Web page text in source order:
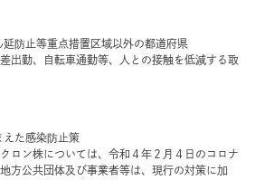
防止等重点措置区域以外の都道府県
出勤、自転車通勤等、人との接触を低減する取
えた感染防止策
ロン株については、令和４年２月４日のコロナ
方公共団体及び事業者等は、現行の対策に加